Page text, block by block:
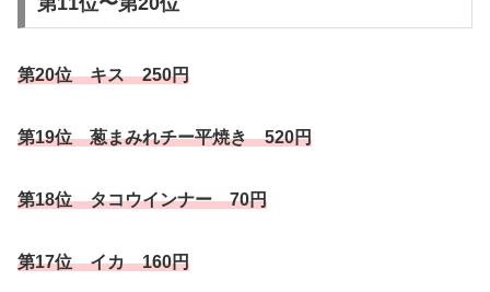
第20位 キス 250円
第19位 葱まみれチー平焼き 520円
第18位 タコウインナー 70円
第17位 イカ 160円